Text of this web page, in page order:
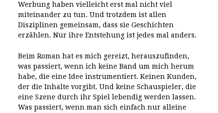
Werbung haben vielleicht erst mal nicht viel
miteinander zu tun. Und trotzdem ist allen
Disziplinen gemeinsam, dass sie Geschichten
erzählen. Nur ihre Entstehung ist jedes mal anders.
Beim Roman hat es mich gereizt, herauszufinden,
was passiert, wenn ich keine Band um mich herum
habe, die eine Idee instrumentiert. Keinen Kunden,
der die Inhalte vorgibt. Und keine Schauspieler, die
eine Szene durch ihr Spiel lebendig werden lassen.
Was passiert, wenn man sich einfach nur alleine